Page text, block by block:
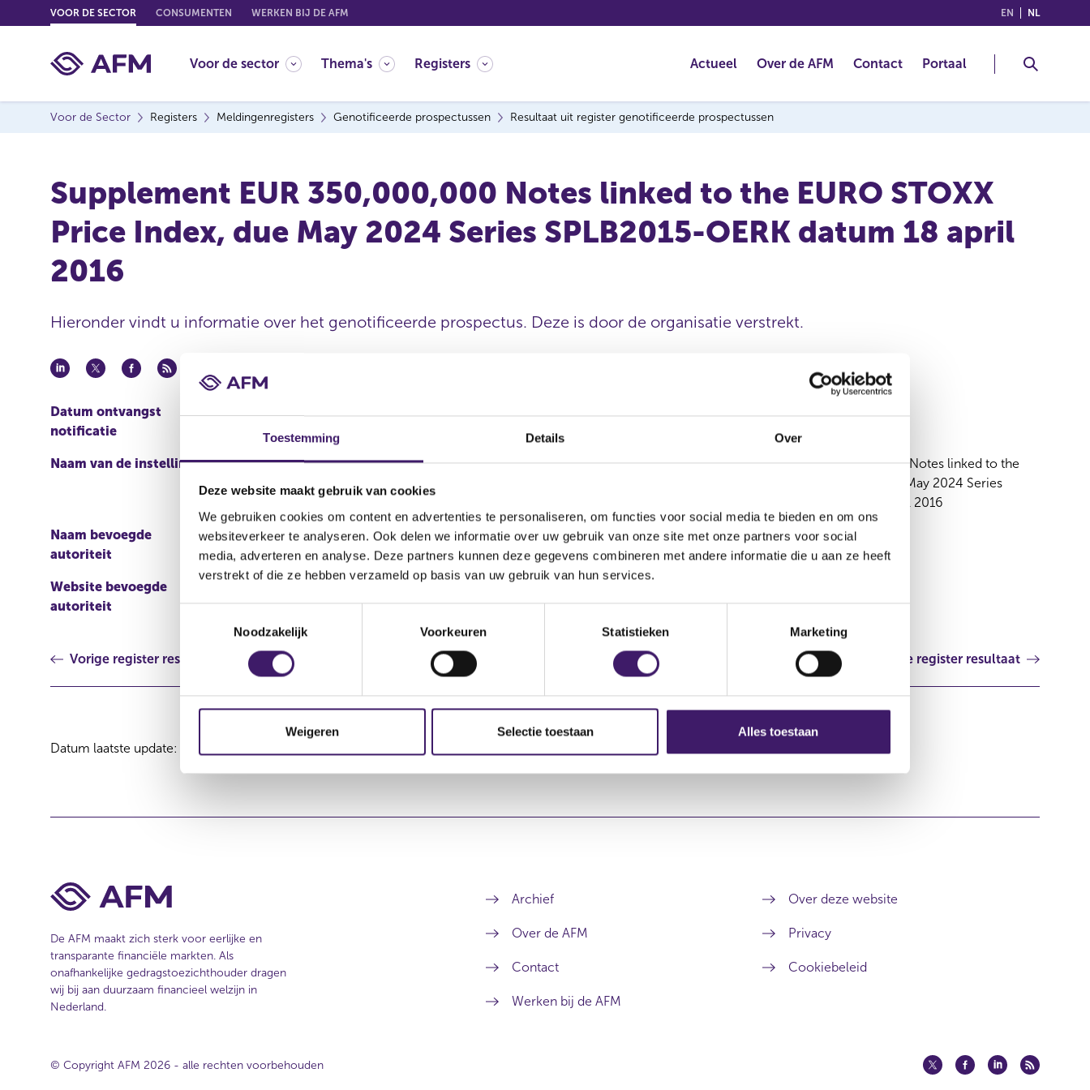
Toestemming Details Over
Deze website maakt gebruik van cookies
We gebruiken cookies om content en advertenties te personaliseren, om functies voor social media te bieden en om ons
websiteverkeer te analyseren. Ook delen we informatie over uw gebruik van onze site met onze partners voor social
media, adverteren en analyse. Deze partners kunnen deze gegevens combineren met andere informatie die u aan ze heeft
verstrekt of die ze hebben verzameld op basis van uw gebruik van hun services.
t
i
t
i
Noodzakelijk Voorkeuren Statistieken Marketing
Weigeren Selectie toestaan Alles toestaan
o
o
EN (ENGLISH)
NL
VOOR DE SECTOR CONSUMENTEN WERKEN BIJ DE AFM
Voor de sector Thema's Registers Actueel Over de AFM Contact Portaal
Voor de Sector Registers Meldingenregisters Genotificeerde prospectussen Resultaat uit register genotificeerde prospectussen
Supplement EUR 350,000,000 Notes linked to the EURO STOXX
Price Index, due May 2024 Series SPLB2015-OERK datum 18 april
2016
Hieronder vindt u informatie over het genotificeerde prospectus. Deze is door de organisatie verstrekt.
Datum ontvangst
notificatie
13 apr 2016
Datum ontvangen
document
13 apr 2016
Naam van de instelling Credit Suisse AG , London Branch
Omschrijving van de
Supplement EUR 350,000,000 Notes linked to the
EURO STOXX Price Index, due May 2024 Series
SPLB2015-OERK datum 18 april 2016
Naam bevoegde
autoriteit
Commission de Surveillance du Secteur Financier Land bevoegde autoriteit Luxemburg
Website bevoegde
autoriteit
Vorige register resultaat Volgende register resultaat
Datum laatste update: 08 augustus 2026
Archief
Over de AFM
Contact
Werken bij de AFM
Over deze website
Privacy
Cookiebeleid
De AFM maakt zich sterk voor eerlijke en
transparante financiële markten. Als
onafhankelijke gedragstoezichthouder dragen
wij bij aan duurzaam financieel welzijn in
Nederland.
© Copyright AFM 2026 - alle rechten voorbehouden